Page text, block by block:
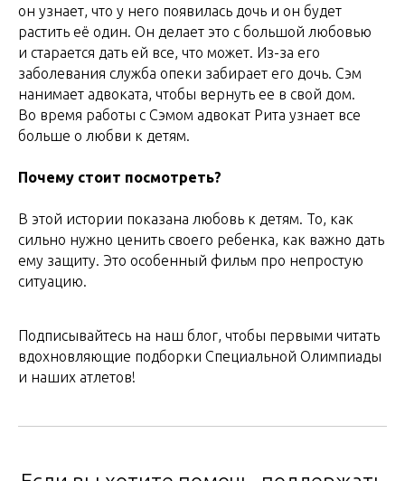
он узнает, что у него появилась дочь и он будет
растить её один. Он делает это с большой любовью
и старается дать ей все, что может. Из-за его
заболевания служба опеки забирает его дочь. Сэм
нанимает адвоката, чтобы вернуть ее в свой дом.
Во время работы с Сэмом адвокат Рита узнает все
больше о любви к детям.
Почему стоит посмотреть?
В этой истории показана любовь к детям. То, как
сильно нужно ценить своего ребенка, как важно дать
ему защиту. Это особенный фильм про непростую
ситуацию.
Подписывайтесь на наш блог, чтобы первыми читать
вдохновляющие подборки Специальной Олимпиады
и наших атлетов!